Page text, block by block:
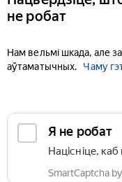
не робат
Нам вельмі шкада, але
аўтаматычных.
Чаму
Я не робат
Націсніце,
SmartCaptcha